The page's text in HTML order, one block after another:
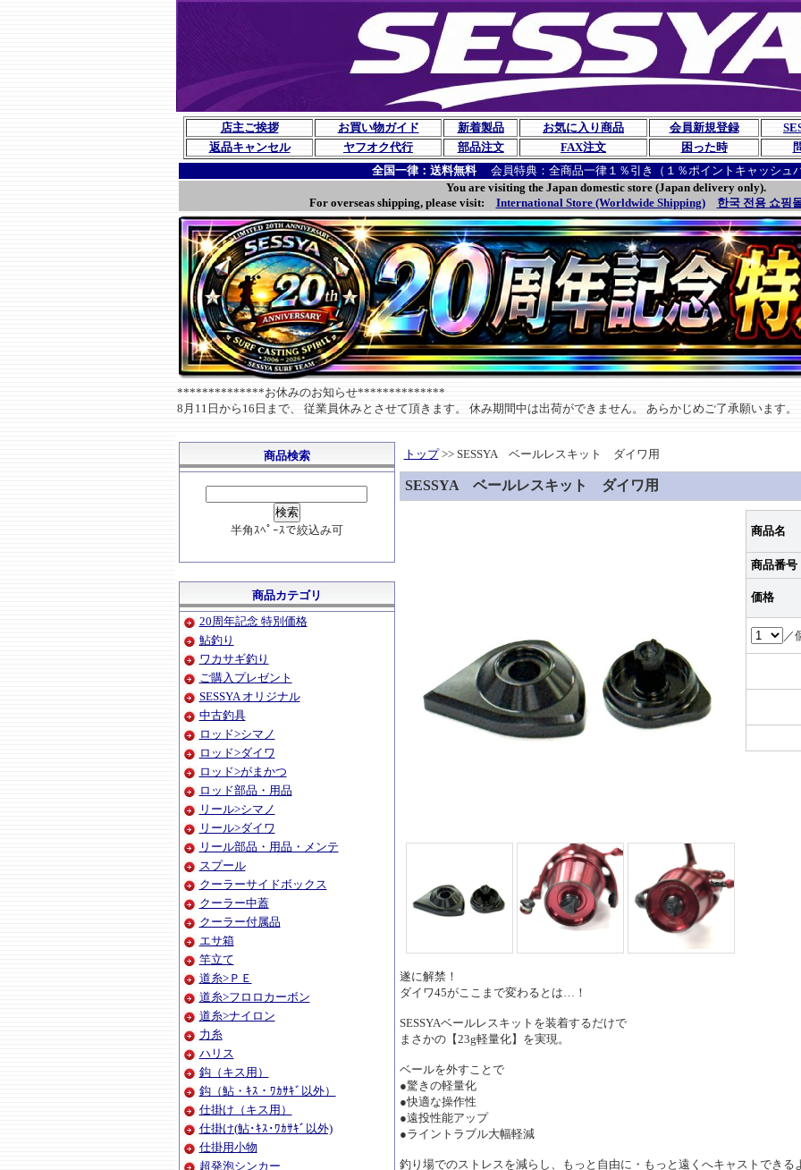
店主ご挨拶 お買い物ガイド 新着製品 お気に入り商品 会員新規登録
返品キャンセル
ヤフオク代行 部品注文 FAX注文 困った時
全国一律：送料無料会員特典：全商品一律１％引き（１％ポイントキャッシュバ
You are visiting the Japan domestic store (Japan delivery only).
For overseas shipping, please visit: International Store (Worldwide Shipping) 한국 전용 쇼핑
**************お休みのお知らせ**************
8月11日から16日まで、 従業員休みとさせて頂きます。 休み期間中は出荷ができません。 あらかじめご了承願います。
商品検索
半角ｽﾍﾟｰｽで絞込み可
商品カテゴリ
20周年記念 特別価格
鮎釣り
ワカサギ釣り
ご購入プレゼント
SESSYA オリジナル
中古釣具
ロッド>シマノ
ロッド>ダイワ
ロッド>がまかつ
ロッド部品・用品
リール>シマノ
リール>ダイワ
リール部品・用品・メンテ
スプール
クーラーサイドボックス
クーラー中蓋
クーラー付属品
エサ箱
竿立て
道糸>ＰＥ
道糸>フロロカーボン
道糸>ナイロン
力糸
ハリス
鈎（キス用）
鈎（鮎・ｷｽ・ﾜｶｻｷﾞ以外）
仕掛け（キス用）
仕掛け(鮎･ｷｽ･ﾜｶｻｷﾞ以外)
仕掛用小物
超発泡シンカー
トップ>> SESSYA ベールレスキット ダイワ用
SESSYA ベールレスキット ダイワ用
商品名
商品番号
価格
／
遂に解禁！
ダイワ45がここまで変わるとは…！
SESSYAベールレスキットを装着するだけで
まさかの【23g軽量化】を実現。
ベールを外すことで
●驚きの軽量化
●快適な操作性
●遠投性能アップ
●ライントラブル大幅軽減
釣り場でのストレスを減らし、もっと自由に・もっと遠くへキャストできる